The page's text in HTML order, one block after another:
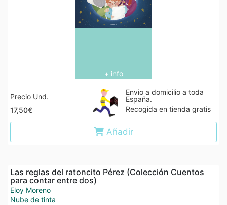
+ info
Precio Und.
17,50€
Envio a domicilio a toda
España.
Recogida en tienda gratis
Añadir
Las reglas del ratoncito Pérez (Colección Cuentos
para contar entre dos)
Eloy Moreno
Nube de tinta